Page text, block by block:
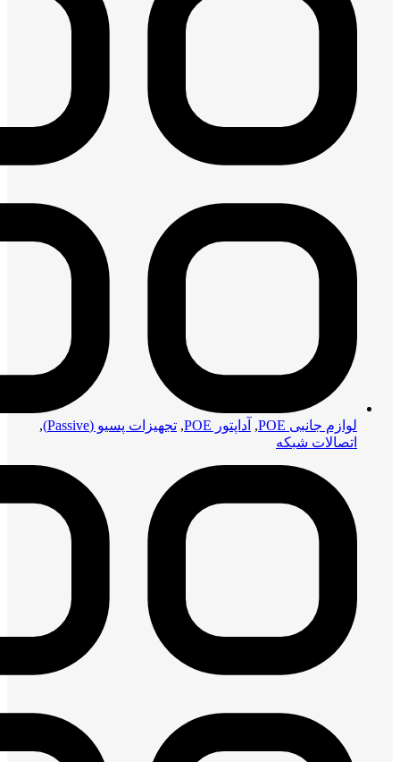
لوازم جانبی POE , آداپتور POE , تجهیزات پسیو (Passive)
,
اتصالات شبکه